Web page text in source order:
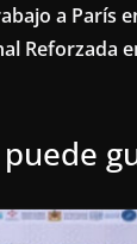
a París
Reforzada